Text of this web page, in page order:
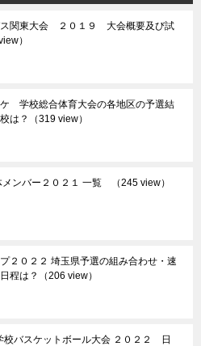
関東大会 ２０１９ 大会概要及び試
）
学校総合体育大会の各地区の予選結
は？
（319 view）
メンバー２０２１ 一覧 （245 view）
２０２２ 埼玉県予選の組み合わせ・速
程は？
（206 view）
校バスケットボール大会 ２０２２ 日